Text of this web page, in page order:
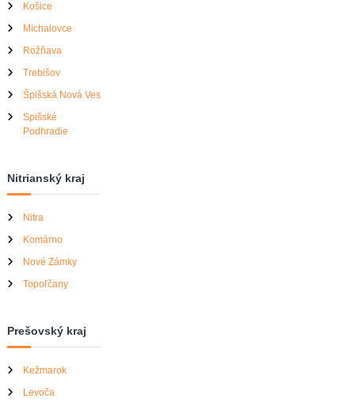
Košice
Michalovce
Rožňava
Trebišov
Špišská Nová Ves
Spišské
Podhradie
Nitrianský kraj
Nitra
Komárno
Nové Zámky
Topoľčany
Prešovský kraj
Kežmarok
Levoča